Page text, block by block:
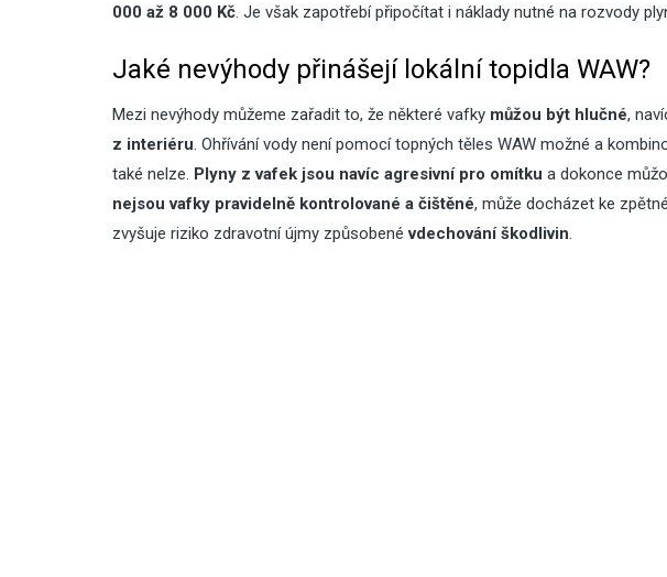
000 až 8 000 Kč . Je však zapotřebí připočítat i náklady nutné na rozvody
Jaké nevýhody přinášejí lokální topidla WAW?
Mezi nevýhody můžeme zařadit to, že některé vafky můžou být hlučné,
z interiéru . Ohřívání vody není pomocí topných těles WAW možné a
také nelze. Plyny z vafek jsou navíc agresivní pro omítku a dokonce
nejsou vafky pravidelně kontrolované a čištěné, může docházet ke
zvyšuje riziko zdravotní újmy způsobenévdechování škodlivin